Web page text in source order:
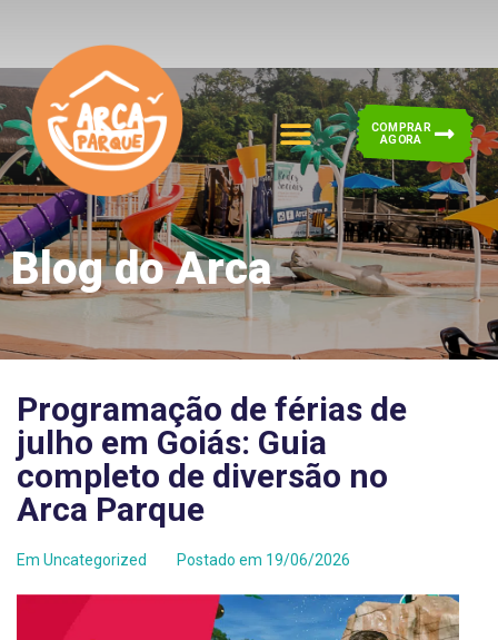
COMPRAR
AGORA
Blog do Arca
Programação de férias de
julho em Goiás: Guia
completo de diversão no
Arca Parque
Em Uncategorized Postado em 19/06/2026